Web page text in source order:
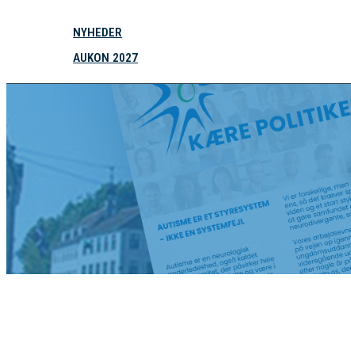
NYHEDER
AUKON 2027